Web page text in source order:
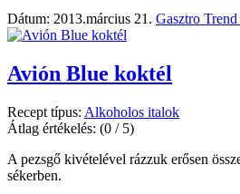
Dátum: 2013.március 21. Gasztro Trend
Avión Blue koktél
Recept típus: Alkoholos italok
Átlag értékelés: (0 / 5)
A pezsgő kivételével rázzuk erősen
sékerben.